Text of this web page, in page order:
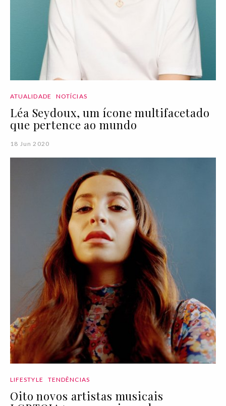
ATUALIDADE NOTÍCIAS
Léa Seydoux, um ícone multifacetado
que pertence ao mundo
18 Jun 2020
LIFESTYLE TENDÊNCIAS
Oito novos artistas musicais